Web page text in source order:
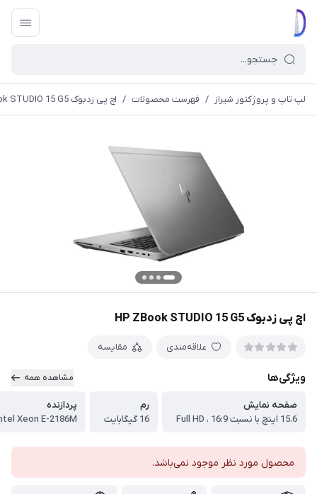
لپ تاپ و پروژکتور شیراز / فهرست محصولات / اچ پی زدبوک HP ZBook STUDIO 15 G5
اچ پی زدبوک HP ZBook STUDIO 15 G5
علاقه‌مندی مقایسه
ویژگی‌ها مشاهده همه
صفحه نمایش
15.6 اینچ با نسبت 16:9 ، Full HD
رم
16 گیگابایت
پردازنده
Xeon E-2186M
محصول مورد نظر موجود نمی‌باشد.